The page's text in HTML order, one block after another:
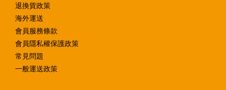
退換貨政策
海外運送
會員服務條款
會員隱私權保護政策
常見問題
一般運送政策